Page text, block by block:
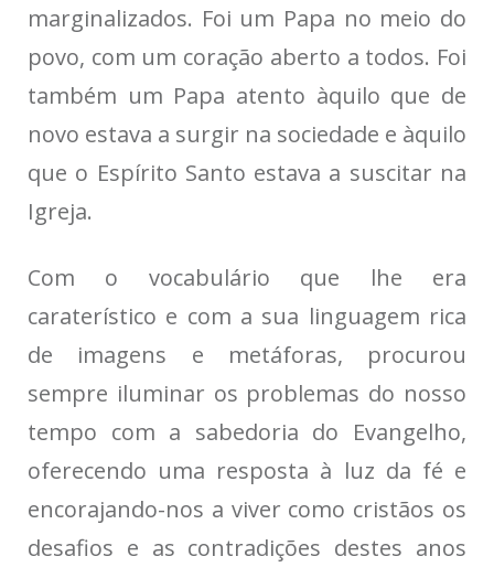
marginalizados. Foi um Papa no meio do
povo, com um coração aberto a todos. Foi
também um Papa atento àquilo que de
novo estava a surgir na sociedade e àquilo
que o Espírito Santo estava a suscitar na
Igreja.
Com o vocabulário que lhe era
caraterístico e com a sua linguagem rica
de imagens e metáforas, procurou
sempre iluminar os problemas do nosso
tempo com a sabedoria do Evangelho,
oferecendo uma resposta à luz da fé e
encorajando-nos a viver como cristãos os
desafios e as contradições destes anos